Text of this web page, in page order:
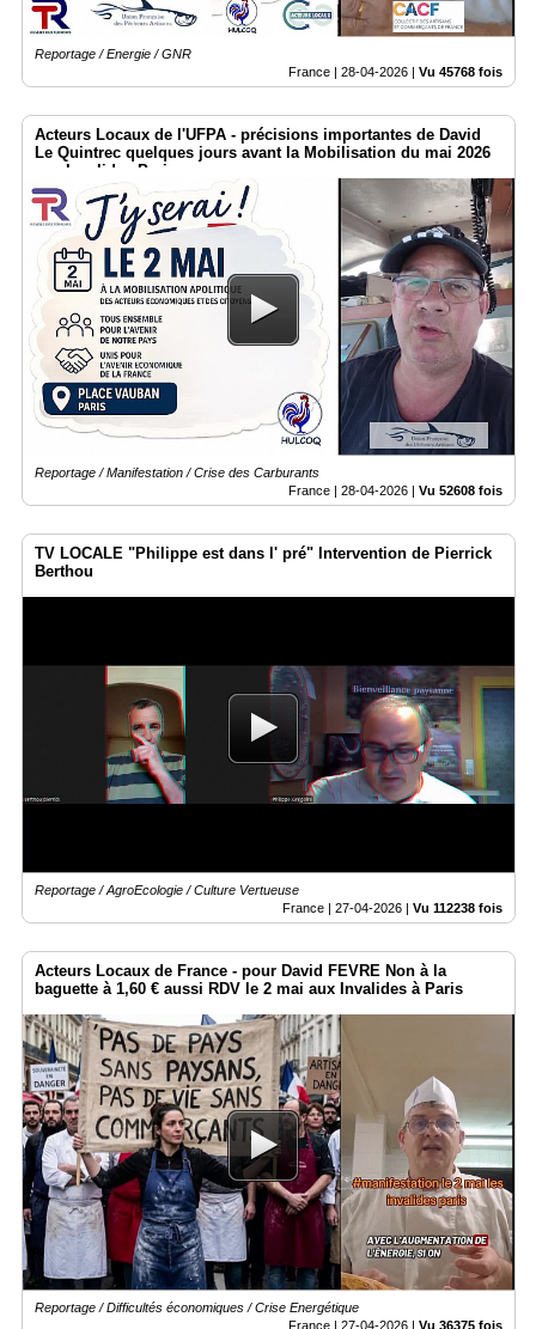
Reportage / Energie / GNR
France | 28-04-2026 Vu 45768 fois
Acteurs Locaux de l'UFPA - précisions importantes de David
Le Quintrec quelques jours avant la Mobilisation du mai 2026
aux Invalides Paris
Reportage / Manifestation / Crise des Carburants
France | 28-04-2026 | Vu 52608 fois
TV LOCALE "Philippe est dans l' pré" Intervention de Pierrick
Berthou
Reportage / AgroEcologie / Culture Vertueuse
France | 27-04-2026 | Vu 112238 fois
Acteurs Locaux de France - pour David FEVRE Non à la
baguette à 1,60 € aussi RDV le 2 mai aux Invalides à Paris
Reportage / Difficultés économiques / Crise Energétique
France | 27-04-2026 Vu 36375 fois